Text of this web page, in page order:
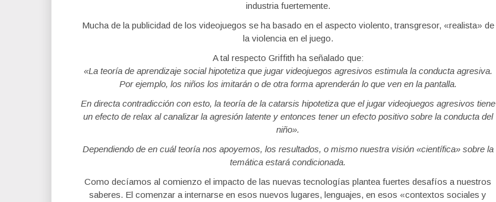
industria fuertemente.
Mucha de la publicidad de los videojuegos se ha basado en el aspecto violento, transgresor, «realista» de
la violencia en el juego.
A tal respecto Griffith ha señalado que:
«La teoría de aprendizaje social hipotetiza que jugar videojuegos agresivos estimula la conducta agresiva.
Por ejemplo, los niños los imitarán o de otra forma aprenderán lo que ven en la pantalla.
En directa contradicción con esto, la teoría de la catarsis hipotetiza que el jugar videojuegos agresivos tiene
un efecto de relax al canalizar la agresión latente y entonces tener un efecto positivo sobre la conducta del
niño».
Dependiendo de en cuál teoría nos apoyemos, los resultados, o mismo nuestra visión «científica» sobre la
temática estará condicionada.
Como decíamos al comienzo el impacto de las nuevas tecnologías plantea fuertes desafíos a nuestros
saberes. El comenzar a internarse en esos nuevos lugares, lenguajes, en esos «contextos sociales y